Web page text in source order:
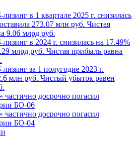
в 1 квартале 2025 г. снизилась
273.07 млн руб. Чистая
9.06 млрд руб.
в 2024 г. снизилась на 17.49%
млрд руб. Чистая прибыль равна
за 1 полугодие 2023 г.
млн руб. Чистый убыток равен
частично досрочно погасил
БО-06
частично досрочно погасил
БО-04